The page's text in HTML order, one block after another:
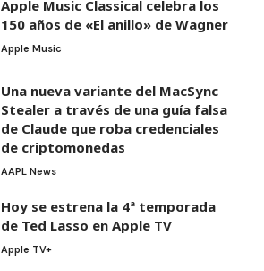
Apple Music Classical celebra los
150 años de «El anillo» de Wagner
Apple Music
Una nueva variante del MacSync
Stealer a través de una guía falsa
de Claude que roba credenciales
de criptomonedas
AAPL News
Hoy se estrena la 4ª temporada
de Ted Lasso en Apple TV
Apple TV+